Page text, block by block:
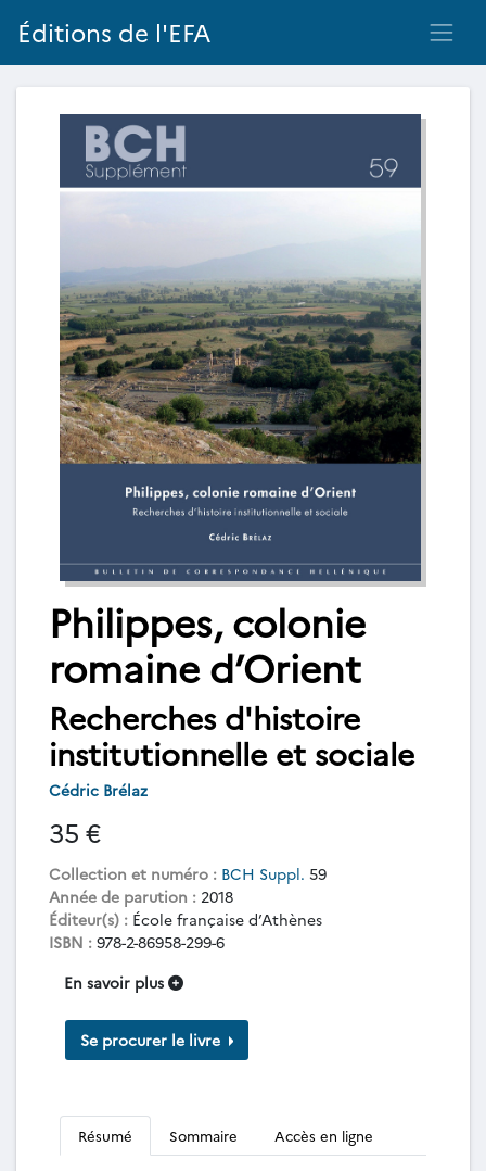
Éditions de l'EFA
Philippes, colonie
romaine d’Orient
Recherches d'histoire
institutionnelle et sociale
Cédric Brélaz
35 €
Collection et numéro : BCH Suppl. 59
Année de parution : 2018
Éditeur(s) : École française d’Athènes
ISBN : 978-2-86958-299-6
En savoir plus
Se procurer le livre
Résumé Sommaire Accès en ligne